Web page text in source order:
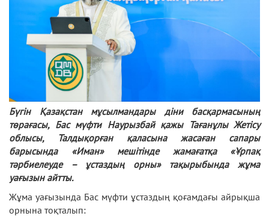
Бүгін Қазақстан мұсылмандары діни басқармасының
төрағасы, Бас мүфти Наурызбай қажы Тағанұлы Жетісу
облысы, Талдықорған қаласына жасаған сапары
барысында «Иман» мешітінде жамағатқа «Ұрпақ
тәрбиелеуде – ұстаздың орны» тақырыбында жұма
уағызын айтты.
Жұма уағызында Бас мүфти ұстаздың қоғамдағы айрықша
орнына тоқталып: